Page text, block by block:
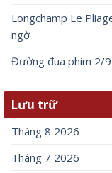
Longchamp Le
ngờ
Đường đua phim 2/
Lưu trữ
Tháng 8 2026
Tháng 7 2026